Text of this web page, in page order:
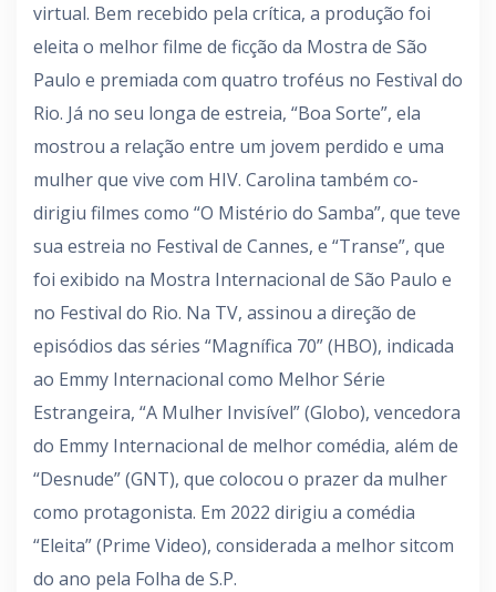
virtual. Bem recebido pela crítica, a produção foi
eleita o melhor filme de ficção da Mostra de São
Paulo e premiada com quatro troféus no Festival do
Rio. Já no seu longa de estreia, “Boa Sorte”, ela
mostrou a relação entre um jovem perdido e uma
mulher que vive com HIV. Carolina também co-
dirigiu filmes como “O Mistério do Samba”, que teve
sua estreia no Festival de Cannes, e “Transe”, que
foi exibido na Mostra Internacional de São Paulo e
no Festival do Rio. Na TV, assinou a direção de
episódios das séries “Magnífica 70” (HBO), indicada
ao Emmy Internacional como Melhor Série
Estrangeira, “A Mulher Invisível” (Globo), vencedora
do Emmy Internacional de melhor comédia, além de
“Desnude” (GNT), que colocou o prazer da mulher
como protagonista. Em 2022 dirigiu a comédia
“Eleita” (Prime Video), considerada a melhor sitcom
do ano pela Folha de S.P.